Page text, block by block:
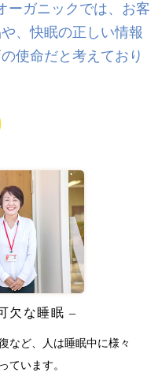
ーガニックでは、お客
、快眠の正しい情報
使命だと考えており
欠な睡眠 –
など、人は睡眠中に様々
ています。